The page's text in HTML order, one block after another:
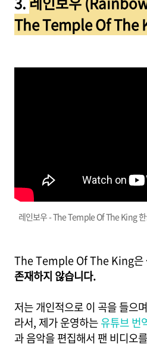
The Temple Of The
레인보우 - The Temple Of The King
The Temple Of The King은
존재하지 않습니다.
저는 개인적으로 이 곡을 들으
라서, 제가 운영하는유튜브 번
과 음악을 편집해서 팬 비디오